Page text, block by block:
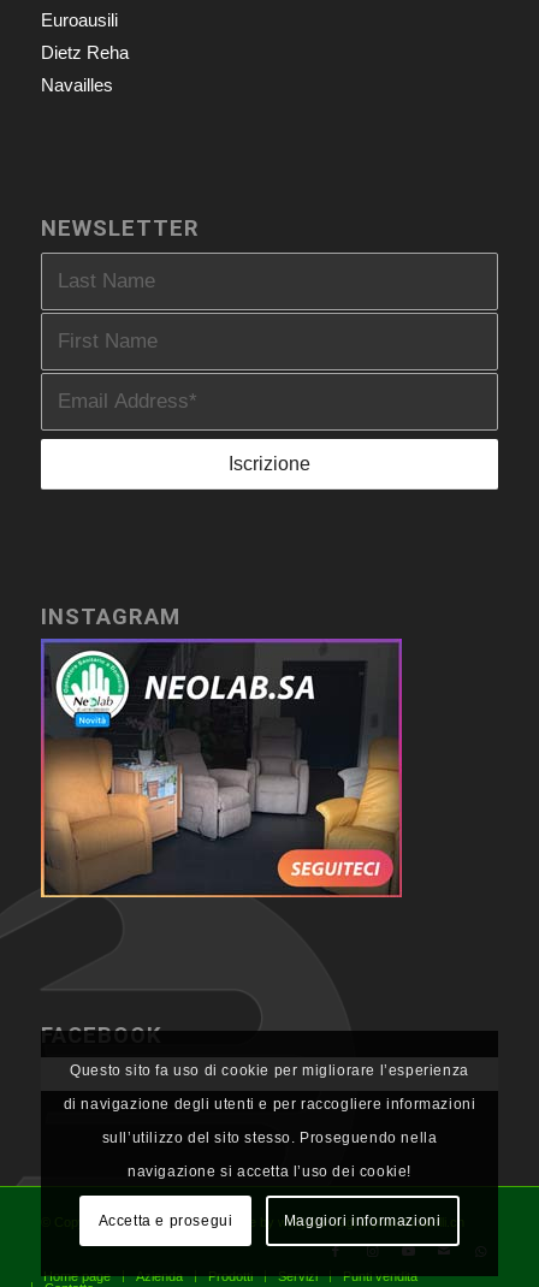
Euroausili
Dietz Reha
Navailles
NEWSLETTER
INSTAGRAM
FACEBOOK
© Copyright - NL Neolab SA, website by webjuice sagl & photolocatelli.ch
Home page Azienda Prodotti Servizi
Punti vendita
Questo sito fa uso di cookie per migliorare l’esperienza
di navigazione degli utenti e per raccogliere informazioni
sull’utilizzo del sito stesso. Proseguendo nella
navigazione si accetta l’uso dei cookie!
Accetta e prosegui Maggiori informazioni